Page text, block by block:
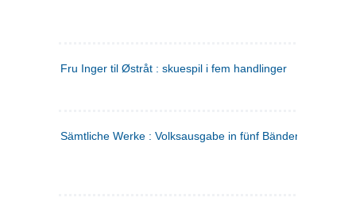
Fru Inger til Østråt : skuespil i fem handlinger
Sämtliche Werke : Volksausgabe in fünf Bänden